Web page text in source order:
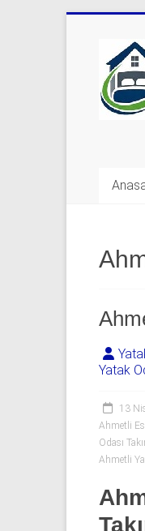
0
06
|
Yatak
odası
Yatak
13
Ahmetli
Odası
Ahmetli